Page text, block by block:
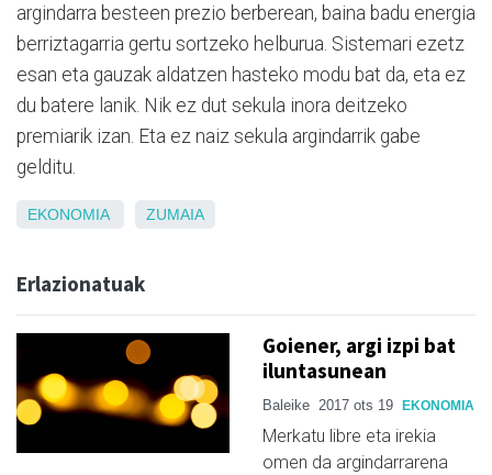
argindarra besteen prezio berberean, baina badu energia
berriztagarria gertu sortzeko helburua. Sistemari ezetz
esan eta gauzak aldatzen hasteko modu bat da, eta ez
du batere lanik. Nik ez dut sekula inora deitzeko
premiarik izan. Eta ez naiz sekula argindarrik gabe
gelditu.
EKONOMIA ZUMAIA
Erlazionatuak
Goiener, argi izpi bat
iluntasunean
Baleike 2017 ots 19 EKONOMIA
Merkatu libre eta irekia
omen da argindarrarena